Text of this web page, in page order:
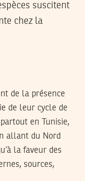
suscitent
chez la
de la présence
de leur cycle de
en Tunisie,
allant du Nord
la faveur des
sources,